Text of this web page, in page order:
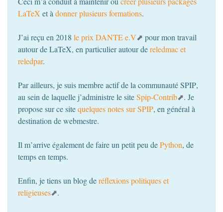
LaTeX et à donner plusieurs formations.
J’ai reçu en 2018 le prix DANTEe.V
pour mon travail
autour de LaTeX, en particulier autour dereledmac et
reledpar.
Par ailleurs, je suis membre actif de la communautéSPIP,
au sein de laquelle j’administre le siteSpip-Contrib
. Je
propose sur ce sitequelques notes surSPIP, en général à
destination de webmestre.
Il m’arrive également de faire un petit peu dePython, de
temps en temps.
Enfin, je tiens un blog deréflexions politiques et
religieuses
.